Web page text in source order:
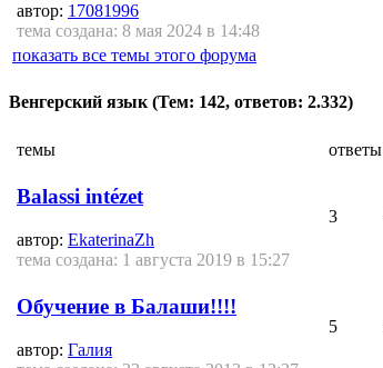
автор: 17081996
тема создана: 8 мая 2024 в 14:48
показать все темы этого форума
Венгерский язык (Тем: 142, ответов: 2.332)
темы ответы
Balassi intézet
автор: EkaterinaZh
тема создана: 1 августа 2019 в 15:27
3
Обучение в Балаши!!!!
автор: Галия
5